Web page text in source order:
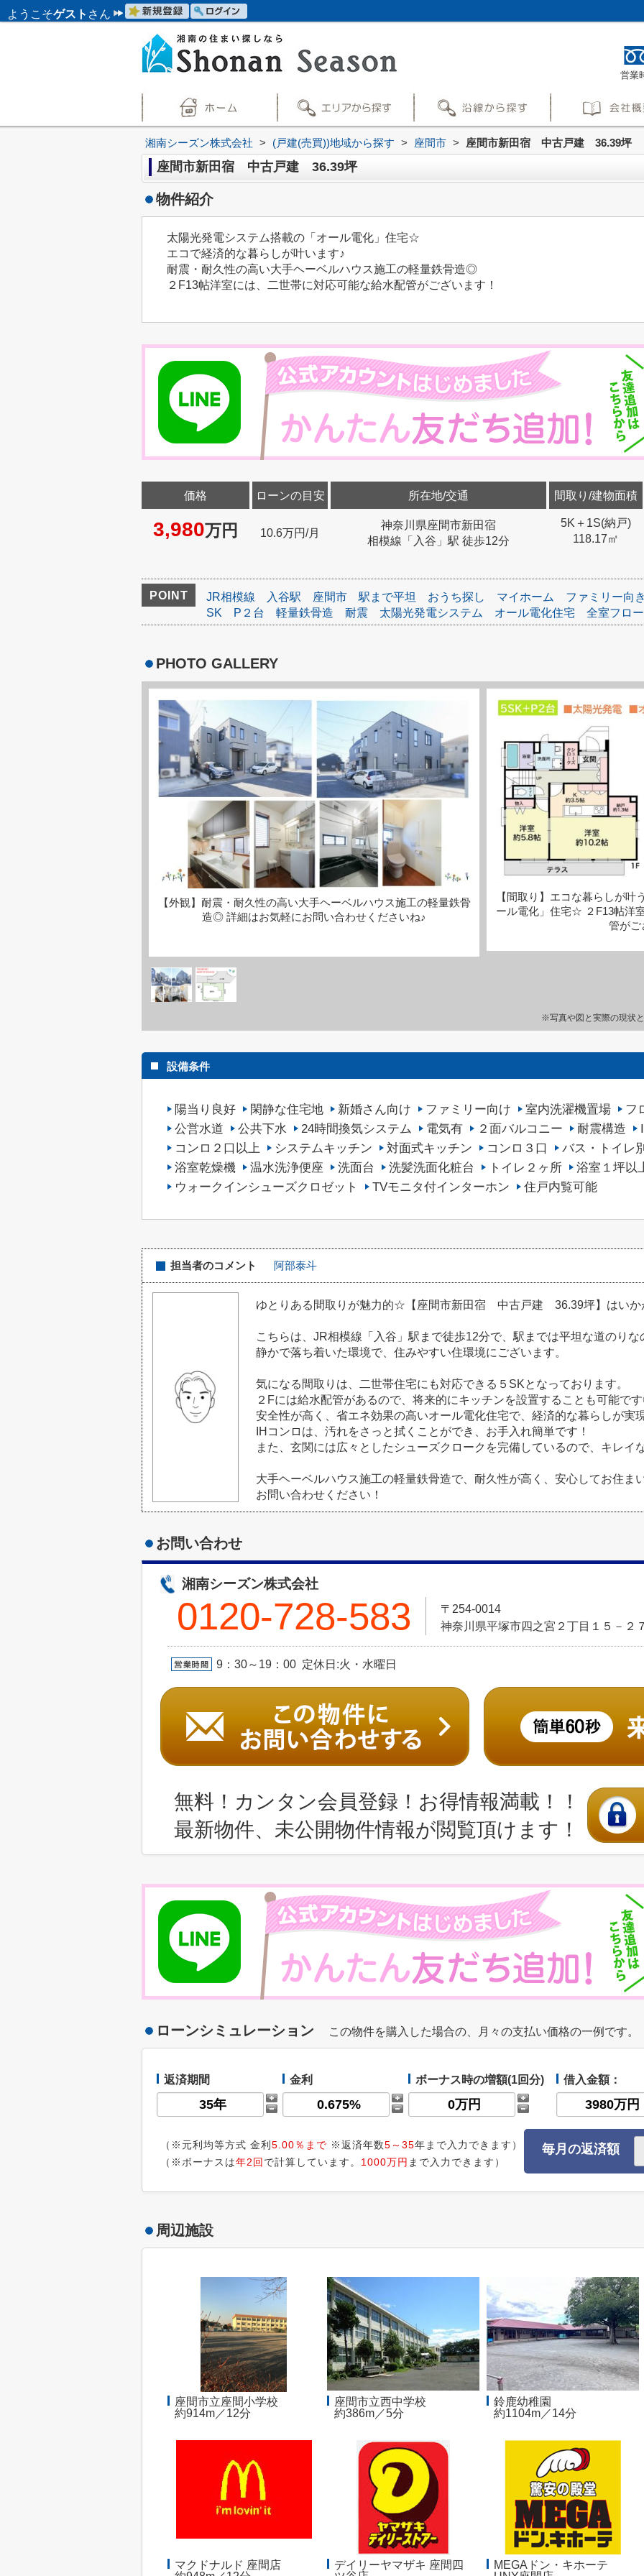
ようこそゲスト さん
営業
湘南シーズン株式会社 > (戸建(売買))地域から探す > 座間市 > 座間市新田宿 中古戸建 36.39坪
座間市新田宿 中古戸建 36.39坪
物件紹介
太陽光発電システム搭載の「オール電化」住宅☆
エコで経済的な暮らしが叶います♪
耐震・耐久性の高い大手ヘーベルハウス施工の軽量鉄骨造◎
２F13帖洋室には、二世帯に対応可能な給水配管がございます！
価格
3,980万円
ローンの目安
10.6万円/月
所在地/交通
神奈川県座間市新田宿
相模線「入谷」駅 徒歩12分
間取り/建物面積
5K＋1S(納戸)
118.17㎡
POINT JR相模線 入谷駅 座間市 駅まで平坦 おうち探し マイホーム
ファミリー向
SK
P２台 軽量鉄骨造 耐震 太陽光発電システム オール電化住宅 全室フロ
PHOTO GALLERY
【外観】耐震・耐久性の高い大手ヘーベルハウス施工の軽量鉄骨
造◎ 詳細はお気軽にお問い合わせくださいね♪
【間取り】エコな暮らしが叶
ール電化」住宅☆ ２F13帖洋
管が
※写真や図と実際の現状
設備条件
陽当り良好 閑静な住宅地 新婚さん向け ファミリー向け 室内洗濯機置場
フ
公営水道
公共下水 24時間換気システム 電気有 ２面バルコニー 耐震構造
コンロ２口以上
システムキッチン 対面式キッチン コンロ３口
バス・トイレ
浴室乾燥機
温水洗浄便座 洗面台 洗髪洗面化粧台 トイレ２ヶ所
浴室１坪以
ウォークインシューズクロゼット
TVモニタ付インターホン 住戸内覧可能
担当者のコメント 阿部泰斗
ゆとりある間取りが魅力的☆【座間市新田宿 中古戸建 36.39坪】はいか
こちらは、JR相模線「入谷」駅まで徒歩12分で、駅までは平坦な道のり
静かで落ち着いた環境で、住みやすい住環境にございます。
気になる間取りは、二世帯住宅にも対応できる５SKとなっております。
２Fには給水配管があるので、将来的にキッチンを設置することも可能で
安全性が高く、省エネ効果の高いオール電化住宅で、経済的な暮らしが実
IHコンロは、汚れをさっと拭くことができ、お手入れ簡単です！
また、玄関には広々としたシューズクロークを完備しているので、キレ
大手ヘーベルハウス施工の軽量鉄骨造で、耐久性が高く、安心してお住ま
お問い合わせください！
お問い合わせ
湘南シーズン株式会社
0120-728-583
〒254-0014
神奈川県平塚市四之宮２丁目１５－２
9：30～19：00 定休日:火・水曜日
無料！カンタン会員登録！お得情報満載！！
最新物件、未公開物件情報が閲覧頂けます！
ローンシミュレーション この物件を購入した場合の、月々の支払い価格の一例です。
返済期間 金利 ボーナス時の増額(1回分) 借入金額：
（※元利均等方式 金利 5.00％まで ※返済年数5～35年まで入力できます）
（※ボーナスは年2回 で計算しています。 1000万円 まで入力できます）
毎月の返済額
周辺施設
座間市立座間小学校
約914m／12分
座間市立西中学校
約386m／5分
鈴鹿幼稚園
約1104m／14分
マクドナルド 座間店
デイリーヤマザキ 座間四
MEGAドン・キホーテ